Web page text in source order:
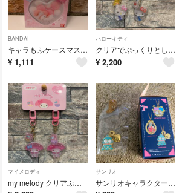
BANDAI
キャラもふケースマスコット サンリオキャラクターズ
¥ 1,111
ハローキティ
クリアでぷっくりとしたキーホルダー キティー
¥ 2,200
マイメロディ
my melody クリアぷっくりとしたキーホルダー
サンリオ
サンリオキャラクターズ コレクション ペンダント